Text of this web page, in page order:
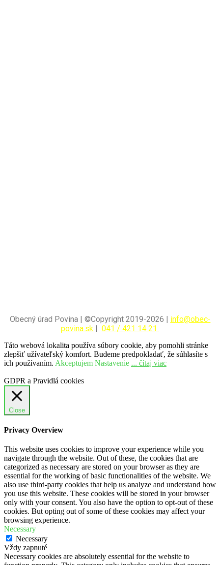
Obecný úrad Povina | ©Copyright 2019-2026 | info@obec-
povina.sk | 041 / 421 14 21
Táto webová lokalita používa súbory cookie, aby pomohli stránke
zlepšiť užívateľský komfort. Budeme predpokladať, že súhlasíte s
ich používaním. Akceptujem Nastavenie ... čítaj viac
GDPR a Pravidlá cookies
Close
Privacy Overview
This website uses cookies to improve your experience while you
navigate through the website. Out of these, the cookies that are
categorized as necessary are stored on your browser as they are
essential for the working of basic functionalities of the website. We
also use third-party cookies that help us analyze and understand how
you use this website. These cookies will be stored in your browser
only with your consent. You also have the option to opt-out of these
cookies. But opting out of some of these cookies may affect your
browsing experience.
Necessary
Necessary
Vždy zapnuté
Necessary cookies are absolutely essential for the website to